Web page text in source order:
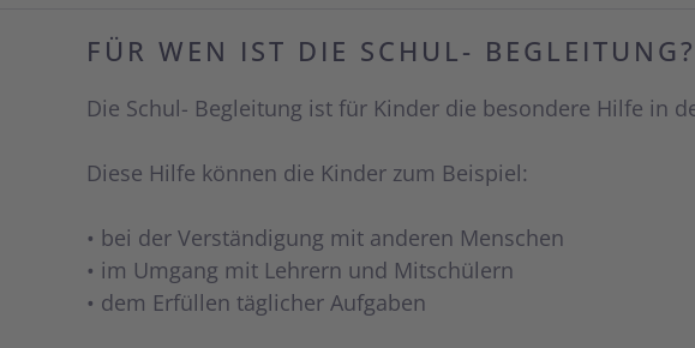
FÜR WEN IST DIE SCHUL- BEGLEITUNG?
Die Schul- Begleitung ist für Kinder die besondere Hilfe in
Diese Hilfe können die Kinder zum Beispiel:
• bei der Verständigung mit anderen Menschen
• im Umgang mit Lehrern und Mitschülern
• dem Erfüllen täglicher Aufgaben